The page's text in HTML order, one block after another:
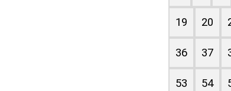
19 20
36 37
53 54